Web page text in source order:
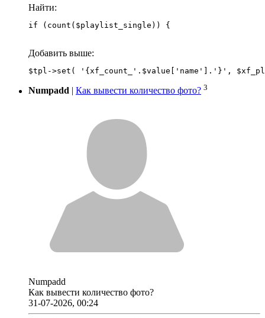
Найти:
if (count($playlist_single)) {
Добавить выше:
Numpadd Как вывести количество фото? 3
Numpadd
Как вывести количество фото?
31-07-2026, 00:24